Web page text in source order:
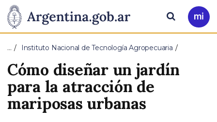
Presidencia
de
la
Nación
Pasar al contenido principal
Ir
a
Buscar
… Instituto Nacional de Tecnología Agropecuaria
Cómo diseñar un jardín
para la atracción de
mariposas urbanas